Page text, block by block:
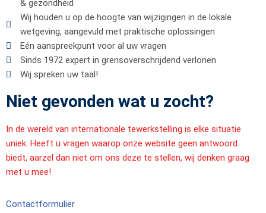
& gezondheid
Wij houden u op de hoogte van wijzigingen in de lokale
wetgeving, aangevuld met praktische oplossingen
Eén aanspreekpunt voor al uw vragen
Sinds 1972 expert in grensoverschrijdend verlonen
Wij spreken uw taal!
Niet gevonden wat u zocht?
In de wereld van internationale tewerkstelling is elke situatie
uniek. Heeft u vragen waarop onze website geen antwoord
biedt, aarzel dan niet om ons deze te stellen, wij denken graag
met u mee!
Contactformulier